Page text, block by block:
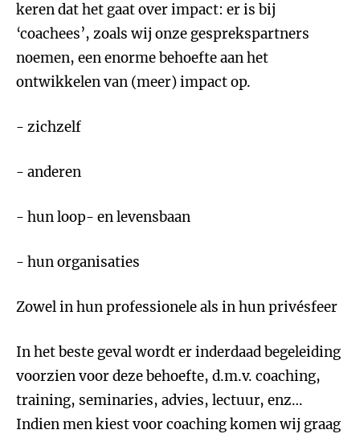
keren dat het gaat over impact: er is bij
‘coachees’, zoals wij onze gesprekspartners
noemen, een enorme behoefte aan het
ontwikkelen van (meer) impact op.
- zichzelf
- anderen
- hun loop- en levensbaan
- hun organisaties
Zowel in hun professionele als in hun privésfeer
In het beste geval wordt er inderdaad begeleiding
voorzien voor deze behoefte, d.m.v. coaching,
training, seminaries, advies, lectuur, enz…
Indien men kiest voor coaching komen wij graag